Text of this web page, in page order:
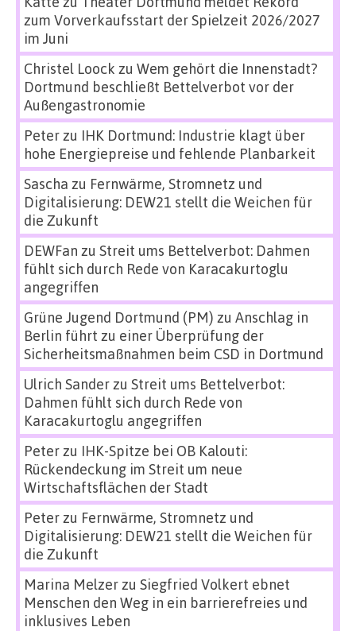
zum Vorverkaufsstart der Spielzeit 2026/2027
im Juni
Christel Loock zu Wem gehört die Innenstadt?
Dortmund beschließt Bettelverbot vor der
Außengastronomie
Peterzu IHK Dortmund: Industrie klagt über
hohe Energiepreise und fehlende Planbarkeit
Sascha zu Fernwärme, Stromnetz und
Digitalisierung: DEW21 stellt die Weichen für
die Zukunft
DEWFan zu Streit ums Bettelverbot: Dahmen
fühlt sich durch Rede von Karacakurtoglu
angegriffen
Grüne Jugend Dortmund (PM) zu Anschlag in
Berlin führt zu einer Überprüfung der
Sicherheitsmaßnahmen beim CSD in Dortmund
Ulrich Sanderzu Streit ums Bettelverbot:
Dahmen fühlt sich durch Rede von
Karacakurtoglu angegriffen
Peterzu IHK-Spitze bei OB Kalouti:
Rückendeckung im Streit um neue
Wirtschaftsflächen der Stadt
Peterzu Fernwärme, Stromnetz und
Digitalisierung: DEW21 stellt die Weichen für
die Zukunft
Marina Melzerzu Siegfried Volkert ebnet
Menschen den Weg in ein barrierefreies und
inklusives Leben